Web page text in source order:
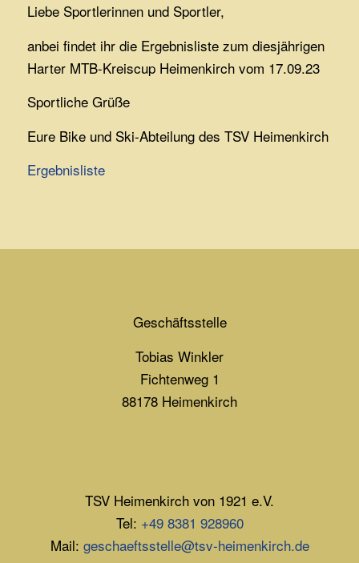
Liebe Sportlerinnen und Sportler,
anbei findet ihr die Ergebnisliste zum diesjährigen
Harter MTB-Kreiscup Heimenkirch vom 17.09.23
Sportliche Grüße
Eure Bike und Ski-Abteilung des TSV Heimenkirch
Ergebnisliste
Geschäftsstelle
Tobias Winkler
Fichtenweg 1
88178 Heimenkirch
TSV Heimenkirch von 1921 e.V.
Tel: +49 8381 928960
Mail: geschaeftsstelle@tsv-heimenkirch.de